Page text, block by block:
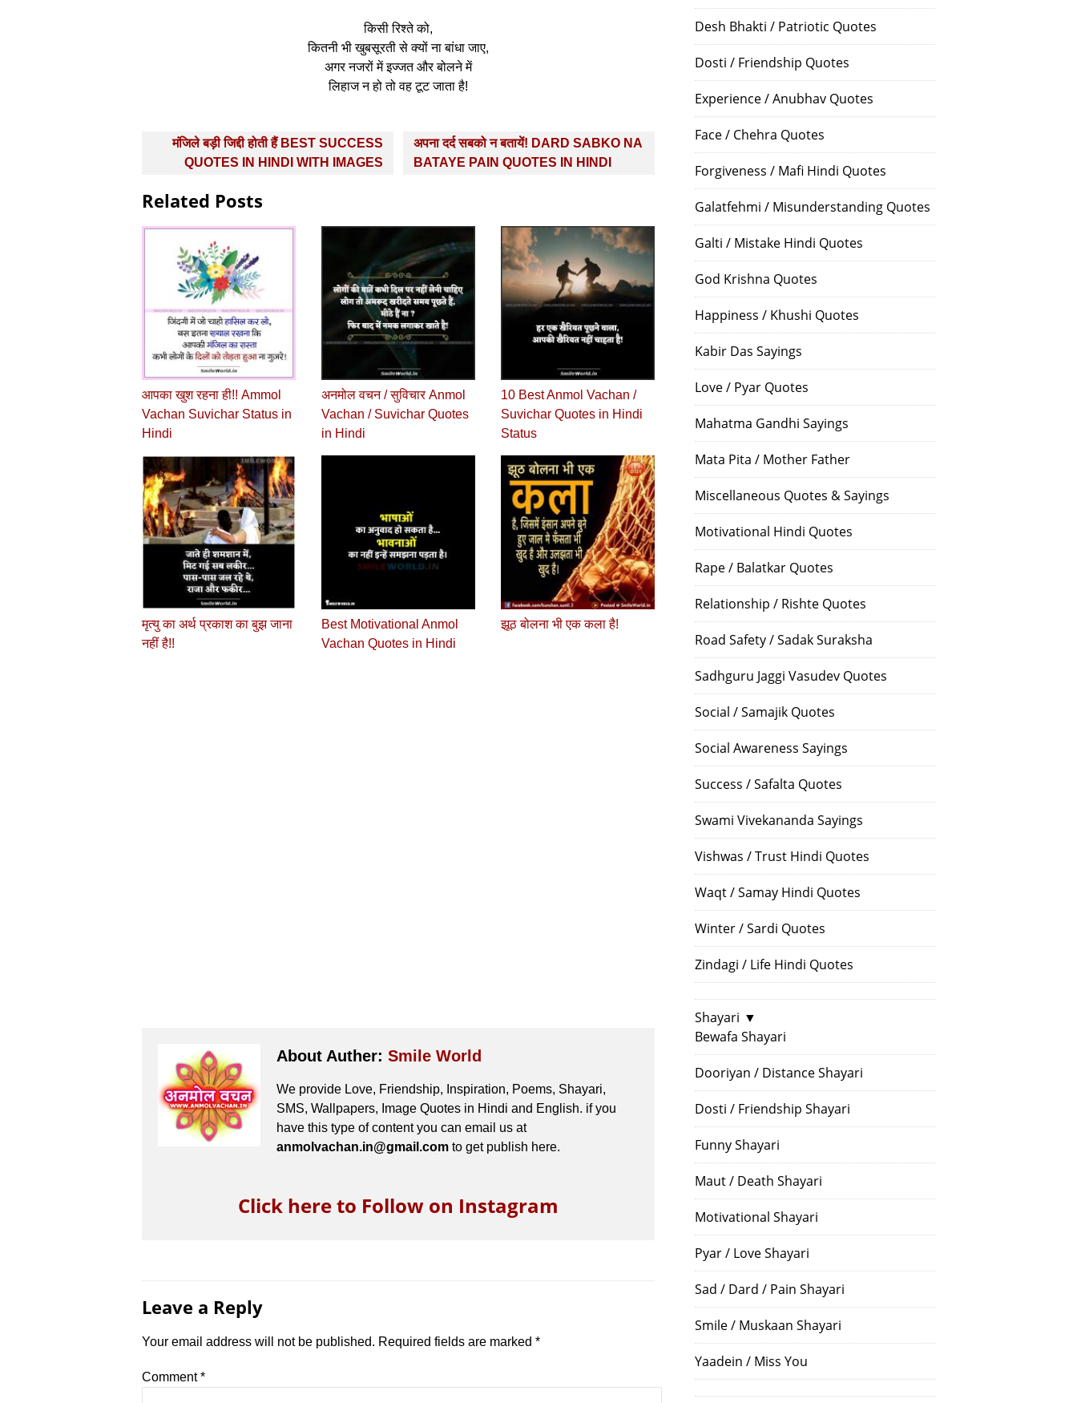
किसी रिश्‍ते को,
कितनी भी खुबसूरती से क्‍यों ना बांधा जाए,
अगर नजरों में इज्‍जत और बोलने में
लिहाज न हो तो वह टूट जाता है!
Post
navigation
मंजिले बड़ी जिद्दी होती हैं BEST SUCCESS
QUOTES IN HINDI WITH IMAGES
अपना दर्द सबको न बतायें! DARD SABKO NA
BATAYE PAIN QUOTES IN HINDI
Related Posts
आपका खुश रहना ही!! Ammol
Vachan Suvichar Status in
Hindi
अनमोल वचन / सुविचार Anmol
Vachan / Suvichar Quotes
in Hindi
10 Best Anmol Vachan /
Suvichar Quotes in Hindi
Status
मृत्यु का अर्थ प्रकाश का बुझ जाना
नहीं है!!
Best Motivational Anmol
Vachan Quotes in Hindi
झूठ बोलना भी एक कला है!
About Auther: Smile World
We provide Love, Friendship, Inspiration, Poems, Shayari,
SMS, Wallpapers, Image Quotes in Hindi and English. if you
have this type of content you can email us at
anmolvachan.in@gmail.com to get publish here.
Click here to Follow on Instagram
Leave a Reply
Your email address will not be published. Required fields are marked *
Comment*
Desh Bhakti / Patriotic Quotes
Dosti / Friendship Quotes
Experience / Anubhav Quotes
Face / Chehra Quotes
Forgiveness / Mafi Hindi Quotes
Galatfehmi / Misunderstanding Quotes
Galti / Mistake Hindi Quotes
God Krishna Quotes
Happiness / Khushi Quotes
Kabir Das Sayings
Love / Pyar Quotes
Mahatma Gandhi Sayings
Mata Pita / Mother Father
Miscellaneous Quotes & Sayings
Motivational Hindi Quotes
Rape / Balatkar Quotes
Relationship / Rishte Quotes
Road Safety / Sadak Suraksha
Sadhguru Jaggi Vasudev Quotes
Social / Samajik Quotes
Social Awareness Sayings
Success / Safalta Quotes
Swami Vivekananda Sayings
Vishwas / Trust Hindi Quotes
Waqt / Samay Hindi Quotes
Winter / Sardi Quotes
Zindagi / Life Hindi Quotes
Shayari ▼
Bewafa Shayari
Dooriyan / Distance Shayari
Dosti / Friendship Shayari
Funny Shayari
Maut / Death Shayari
Motivational Shayari
Pyar / Love Shayari
Sad / Dard / Pain Shayari
Smile / Muskaan Shayari
Yaadein / Miss You